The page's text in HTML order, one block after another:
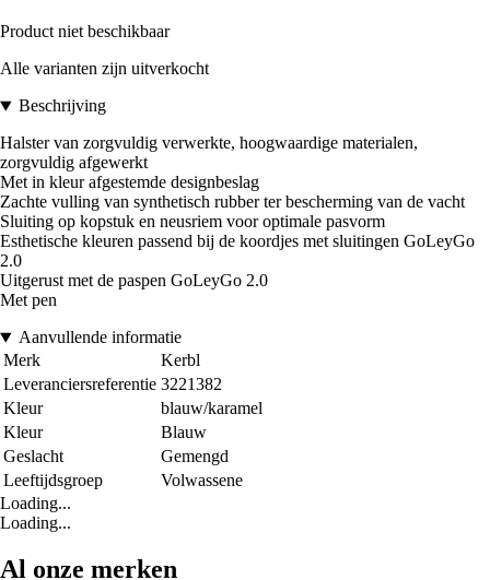
Product niet beschikbaar
Alle varianten zijn uitverkocht
Beschrijving
Halster van zorgvuldig verwerkte, hoogwaardige materialen,
zorgvuldig afgewerkt
Met in kleur afgestemde designbeslag
Zachte vulling van synthetisch rubber ter bescherming van de vacht
Sluiting op kopstuk en neusriem voor optimale pasvorm
Esthetische kleuren passend bij de koordjes met sluitingen GoLeyGo
2.0
Uitgerust met de paspen GoLeyGo 2.0
Met pen
Aanvullende informatie
Merk
Kerbl
Leveranciersreferentie 3221382
Kleur
blauw/karamel
Kleur
Blauw
Geslacht
Gemengd
Leeftijdsgroep
Volwassene
Loading...
Loading...
Al onze merken